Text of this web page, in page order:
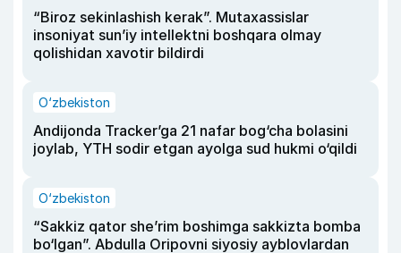
“Biroz sekinlashish kerak”. Mutaxassislar
insoniyat sun’iy intellektni boshqara olmay
qolishidan xavotir bildirdi
O‘zbekiston
Andijonda Tracker’ga 21 nafar bog‘cha bolasini
joylab, YTH sodir etgan ayolga sud hukmi o‘qildi
O‘zbekiston
“Sakkiz qator she’rim boshimga sakkizta bomba
bo‘lgan”. Abdulla Oripovni siyosiy ayblovlardan